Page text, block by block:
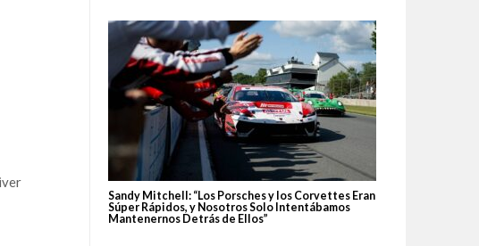
Sandy Mitchell: “Los Porsches y los Corvettes Eran
Súper Rápidos, y Nosotros Solo Intentábamos
Mantenernos Detrás de Ellos”